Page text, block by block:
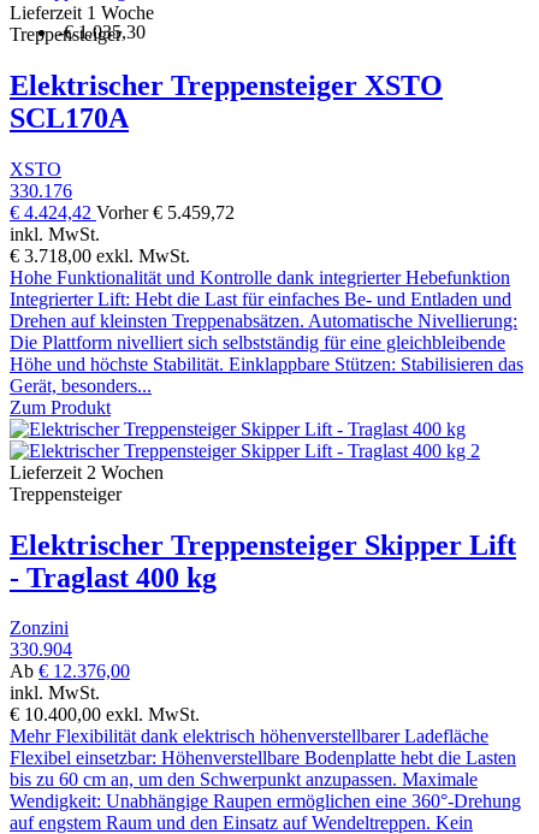
-€ 1.035,30
Lieferzeit 1 Woche
Treppensteiger
Elektrischer Treppensteiger XSTO
SCL170A
XSTO
330.176
€ 4.424,42 Vorher€ 5.459,72
inkl. MwSt.
€ 3.718,00 exkl. MwSt.
Hohe Funktionalität und Kontrolle dank integrierter Hebefunktion
Integrierter Lift: Hebt die Last für einfaches Be- und Entladen und
Drehen auf kleinsten Treppenabsätzen. Automatische Nivellierung:
Die Plattform nivelliert sich selbstständig für eine gleichbleibende
Höhe und höchste Stabilität. Einklappbare Stützen: Stabilisieren das
Gerät, besonders...
Zum Produkt
Lieferzeit 2 Wochen
Treppensteiger
Elektrischer Treppensteiger Skipper Lift
- Traglast 400 kg
Zonzini
330.904
Ab € 12.376,00
inkl. MwSt.
€ 10.400,00 exkl. MwSt.
Mehr Flexibilität dank elektrisch höhenverstellbarer Ladefläche
Flexibel einsetzbar: Höhenverstellbare Bodenplatte hebt die Lasten
bis zu 60 cm an, um den Schwerpunkt anzupassen. Maximale
Wendigkeit: Unabhängige Raupen ermöglichen eine 360°-Drehung
auf engstem Raum und den Einsatz auf Wendeltreppen. Kein